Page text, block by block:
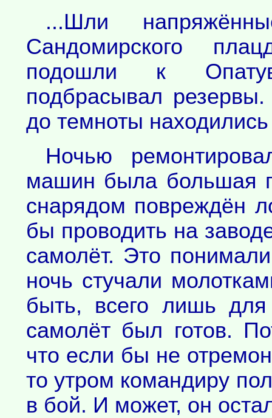
...Шли
Сандомирского
подошли к
подбрасывал
до темноты находились
Ночью
машин была большая
снарядом повреждён
бы проводить на
самолёт. Это
ночь стучали
быть, всего лишь
самолёт был готов.
что если бы не
то утром командиру
в бой. И может, он